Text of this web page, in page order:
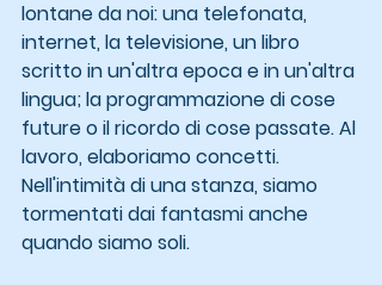
lontane da noi: una telefonata,
internet, la televisione, un libro
scritto in un'altra epoca e in un'altra
lingua; la programmazione di cose
future o il ricordo di cose passate. Al
lavoro, elaboriamo concetti.
Nell'intimità di una stanza, siamo
tormentati dai fantasmi anche
quando siamo soli.